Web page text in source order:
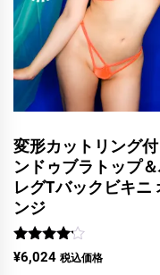
変形カットリング
ンドゥブラトップ
レグTバックビキニ
ンジ
5段階中
4.00
¥6,024 税込価格